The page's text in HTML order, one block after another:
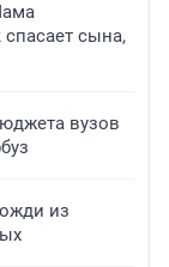
сына,
вузов
из